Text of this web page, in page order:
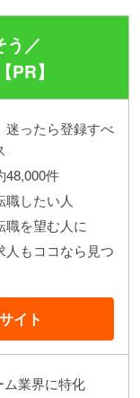
う／
】
迷ったら登録すべ
48,000件
職したい人
職を望む人に
人もココなら見つ
イト
ム業界に特化